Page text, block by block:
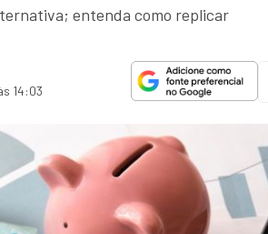
entenda como replicar
14:03